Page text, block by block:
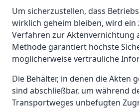
Um sicherzustellen, dass
wirklich geheim bleiben, wird ein
Verfahren zur Aktenvernichtung
Methode garantiert höchste
möglicherweise vertrauliche
Die Behälter, in denen die Akten
sind abschließbar, um während
Transportweges unbefugten